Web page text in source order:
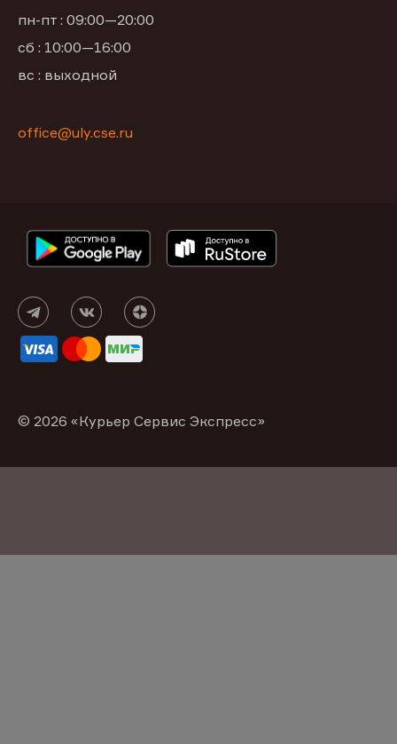
пн-пт : 09:00—20:00
сб : 10:00—16:00
вс : выходной
office@uly.cse.ru
© 2026 «Курьер Сервис Экспресс»